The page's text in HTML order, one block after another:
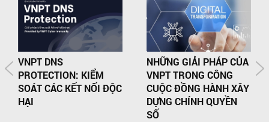
VNPT DNS
PROTECTION: KIỂM
SOÁT CÁC KẾT NỐI ĐỘC
HẠI
NHỮNG GIẢI PHÁP CỦA
VNPT TRONG CÔNG
CUỘC ĐỒNG HÀNH XÂY
DỰNG CHÍNH QUYỀN
SỐ